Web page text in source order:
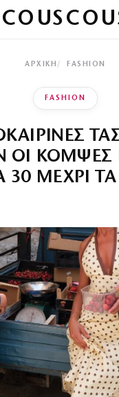
ΑΡΧΙΚΉ FASHION
FASHION
ΟΙ ΚΟΜΨΕΣ
30 ΜΕΧΡΙ ΤΑ